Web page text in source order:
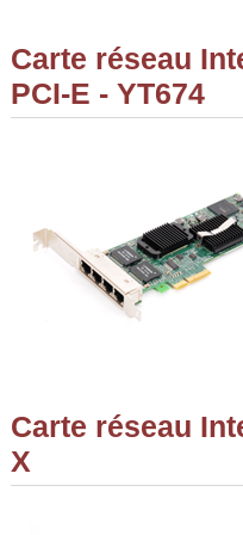
Carte réseau
PCI-E - YT674
Carte réseau
X